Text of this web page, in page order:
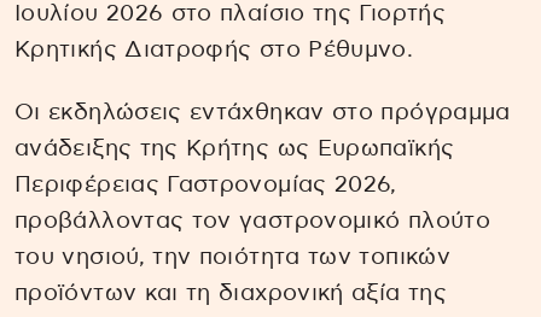
Ιουλίου 2026 στο πλαίσιο της Γιορτής
Κρητικής Διατροφής στο Ρέθυμνο.
Οι εκδηλώσεις εντάχθηκαν στο πρόγραμμα
ανάδειξης της Κρήτης ως Ευρωπαϊκής
Περιφέρειας Γαστρονομίας 2026,
προβάλλοντας τον γαστρονομικό πλούτο
του νησιού, την ποιότητα των τοπικών
προϊόντων και τη διαχρονική αξία της